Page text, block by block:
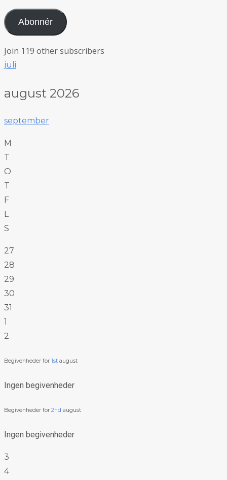
mail-
adresseAbonnér
Join 119 other subscribers
juli
august 2026
september
M
T
O
T
F
L
S
27
28
29
30
31
1
2
Begivenheder for 1st august
Ingen begivenheder
Begivenheder for 2nd august
Ingen begivenheder
3
4